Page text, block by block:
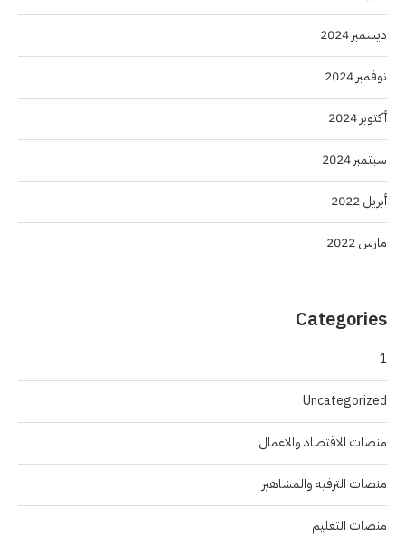
ديسمبر 2024
نوفمبر 2024
أكتوبر 2024
سبتمبر 2024
أبريل 2022
مارس 2022
Categories
1
Uncategorized
منصات الاقتصاد والاعمال
منصات الترفيه والمشاهير
منصات التعليم